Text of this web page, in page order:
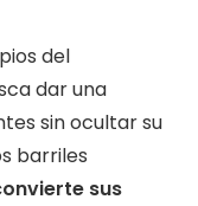
del
dar una
sin ocultar su
barriles
sus